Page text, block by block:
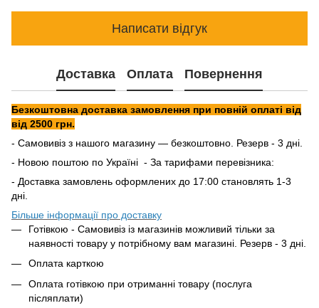
Написати відгук
Доставка Оплата Повернення
Безкоштовна доставка замовлення при повній оплаті від
від 2500 грн.
- Самовивіз з нашого магазину — безкоштовно. Резерв - 3 дні.
- Новою поштою по Україні - За тарифами перевізника:
- Доставка замовлень оформлених до 17:00 становлять 1-3
дні.
Більше інформації про доставку
Готівкою - Самовивіз із магазинів можливий тільки за
наявності товару у потрібному вам магазині. Резерв - 3 дні.
Оплата карткою
Оплата готівкою при отриманні товару (послуга
післяплати)